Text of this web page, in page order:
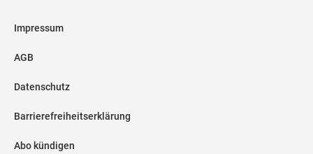
Impressum
AGB
Datenschutz
Barrierefreiheitserklärung
Abo kündigen